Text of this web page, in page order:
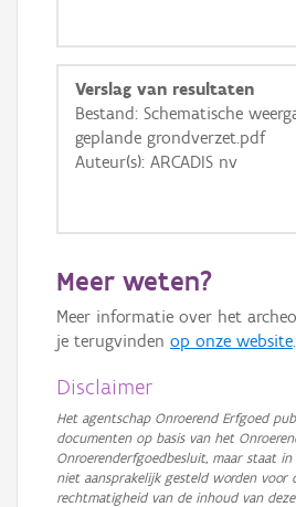
Verslag van resultaten
Bestand: Schematische
geplande grondverzet.pdf
Auteur(s): ARCADIS nv
Meer weten?
Meer informatie over het
je terugvinden op onze website.
Disclaimer
Het agentschap Onroerend Erfgoed
documenten op basis van het
Onroerenderfgoedbesluit, maar staat
niet aansprakelijk gesteld worden voor
rechtmatigheid van de inhoud van